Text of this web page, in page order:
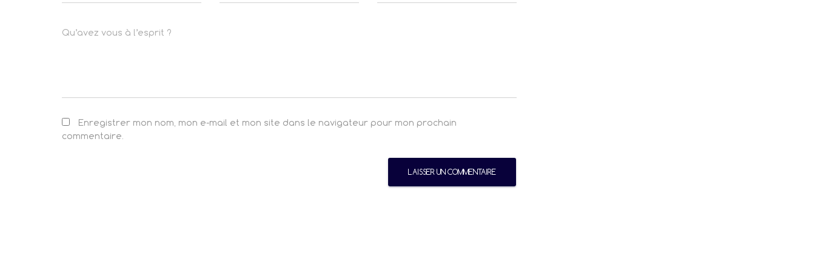
Qu’avez vous à l’esprit ?
Enregistrer mon nom, mon e-mail et mon site dans le navigateur pour mon prochain
commentaire.